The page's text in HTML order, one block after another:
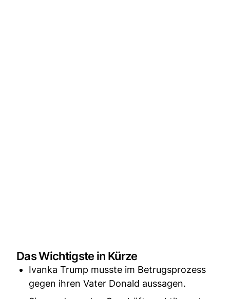
Das Wichtigste in Kürze
Ivanka Trump musste im Betrugsprozess
gegen ihren Vater Donald aussagen.